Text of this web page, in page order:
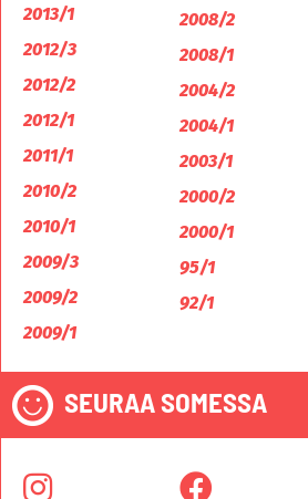
2013/1
2012/3
2012/2
2012/1
2011/1
2010/2
2010/1
2009/3
2009/2
2009/1
2008/2
2008/1
2004/2
2004/1
2003/1
2000/2
2000/1
95/1
92/1
SEURAA SOMESSA